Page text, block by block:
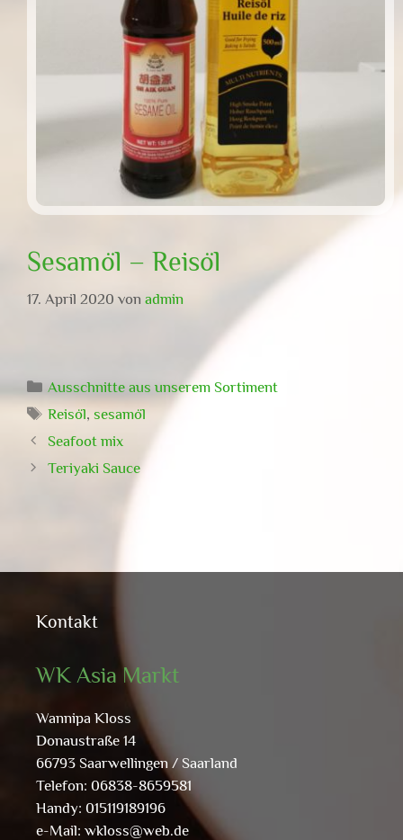
Sesamöl – Reisöl
17. April 2020 von admin
Kategorien
Ausschnitte aus unserem Sortiment
Schlagwörter
Reisöl, sesamöl
Seafoot mix
Teriyaki Sauce
Kontakt
WK Asia Markt
Wannipa Kloss
Donaustraße 14
66793 Saarwellingen / Saarland
Telefon: 06838-8659581
Handy: 015119189196
e-Mail: wkloss@web.de